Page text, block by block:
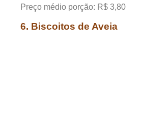
Preço médio porção: R$ 3,80
6. Biscoitos de Aveia